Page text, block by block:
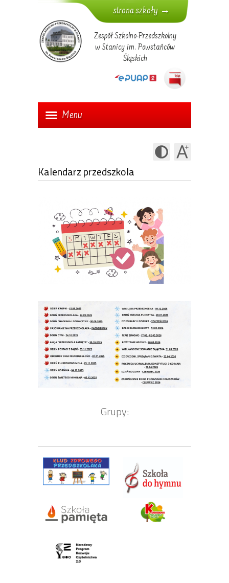
Zespół Szkolno-Przedszkolny
w Stanicy im. Powstańców
Śląskich
strona szkoły →
Menu
Kalendarz przedszkola
Grupy: